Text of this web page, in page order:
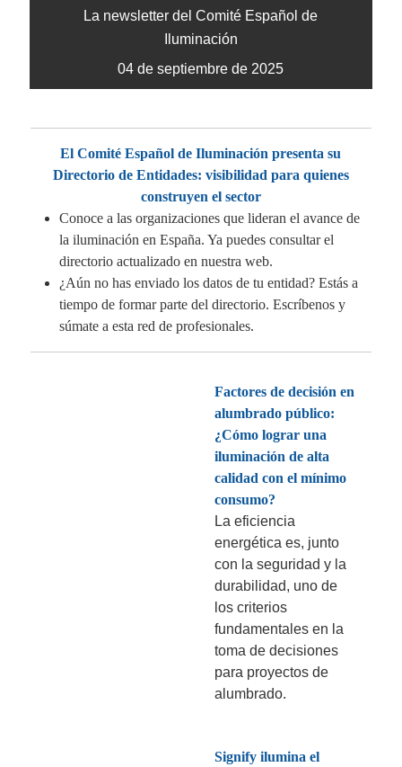
pp
La newsletter del Comité Españolde
Iluminación
04 de septiembre de 2025
El Comité Español de Iluminación presenta su
Directorio de Entidades: visibilidad para quienes
construyen el sector
Conoce a las organizaciones que lideran el avance de
la iluminación en España. Ya puedes consultar el
directorio actualizado en nuestra web.
¿Aún no has enviado los datos de tu entidad? Estás a
tiempo de formar parte del directorio. Escríbenos y
súmate a esta red de profesionales.
Factores de decisión en
alumbrado público:
¿Cómo lograr una
iluminación de alta
calidad con el mínimo
consumo?
La eficiencia
energética es, junto
con la seguridad y la
durabilidad, uno de
los criterios
fundamentales en la
toma de decisiones
para proyectos de
alumbrado.
Signify ilumina el